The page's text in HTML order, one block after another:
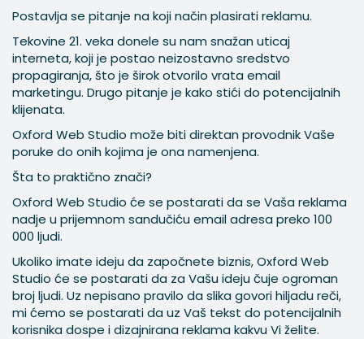
Postavlja se pitanje na koji način plasirati reklamu.
Tekovine 21. veka donele su nam snažan uticaj
interneta, koji je postao neizostavno sredstvo
propagiranja, što je širok otvorilo vrata email
marketingu. Drugo pitanje je kako stići do potencijalnih
klijenata.
Oxford Web Studio može biti direktan provodnik Vaše
poruke do onih kojima je ona namenjena.
Šta to praktično znači?
Oxford Web Studio će se postarati da se Vaša reklama
nadje u prijemnom sandučiću email adresa preko 100
000 ljudi.
Ukoliko imate ideju da započnete biznis, Oxford Web
Studio će se postarati da za Vašu ideju čuje ogroman
broj ljudi. Uz nepisano pravilo da slika govori hiljadu reči,
mi ćemo se postarati da uz Vaš tekst do potencijalnih
korisnika dospe i dizajnirana reklama kakvu Vi želite.